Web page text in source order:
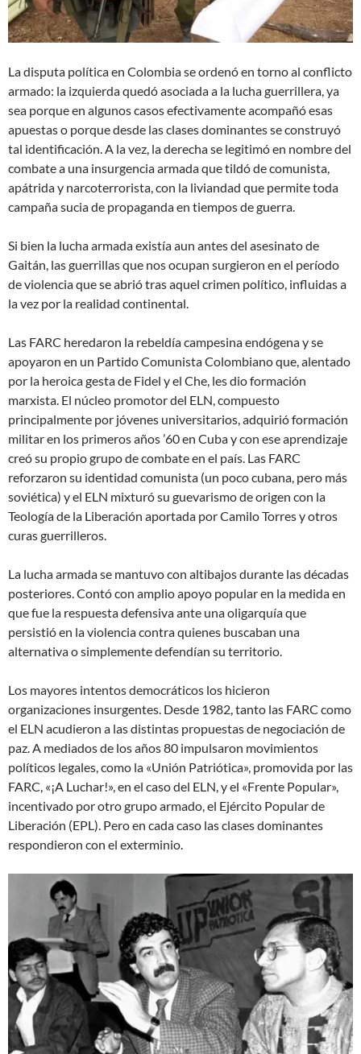
La disputa política en Colombia se ordenó en torno al conflicto
armado: la izquierda quedó asociada a la lucha guerrillera, ya
sea porque en algunos casos efectivamente acompañó esas
apuestas o porque desde las clases dominantes se construyó
tal identificación. A la vez, la derecha se legitimó en nombre del
combate a una insurgencia armada que tildó de comunista,
apátrida y narcoterrorista, con la liviandad que permite toda
campaña sucia de propaganda en tiempos de guerra.
Si bien la lucha armada existía aun antes del asesinato de
Gaitán, las guerrillas que nos ocupan surgieron en el período
de violencia que se abrió tras aquel crimen político, influidas a
la vez por la realidad continental.
Las FARC heredaron la rebeldía campesina endógena y se
apoyaron en un Partido Comunista Colombiano que, alentado
por la heroica gesta de Fidel y el Che, les dio formación
marxista. El núcleo promotor del ELN, compuesto
principalmente por jóvenes universitarios, adquirió formación
militar en los primeros años ’60 en Cuba y con ese aprendizaje
creó su propio grupo de combate en el país. Las FARC
reforzaron su identidad comunista (un poco cubana, pero más
soviética) y el ELN mixturó su guevarismo de origen con la
Teología de la Liberación aportada por Camilo Torres y otros
curas guerrilleros.
La lucha armada se mantuvo con altibajos durante las décadas
posteriores. Contó con amplio apoyo popular en la medida en
que fue la respuesta defensiva ante una oligarquía que
persistió en la violencia contra quienes buscaban una
alternativa o simplemente defendían su territorio.
Los mayores intentos democráticos los hicieron
organizaciones insurgentes. Desde 1982, tanto las FARC como
el ELN acudieron a las distintas propuestas de negociación de
paz. A mediados de los años 80 impulsaron movimientos
políticos legales, como la «Unión Patriótica», promovida por las
FARC, «¡A Luchar!», en el caso del ELN, y el «Frente Popular»,
incentivado por otro grupo armado, el Ejército Popular de
Liberación (EPL). Pero en cada caso las clases dominantes
respondieron con el exterminio.